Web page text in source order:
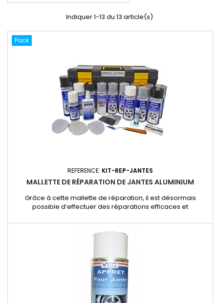
Indiquer 1-13 du 13 article(s)
Pack
REFERENCE: KIT-REP-JANTES
MALLETTE DE RÉPARATION DE JANTES ALUMINIUM
Grâce à cette mallette de réparation, il est désormais
possible d’effectuer des réparations efficaces et
aluminium. Ce kit complet contient tout le nécessaire pour
restaurer la plupart des types de jantes avec des résines et
professionnel et durable.